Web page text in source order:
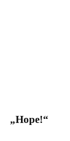
„Hope!“